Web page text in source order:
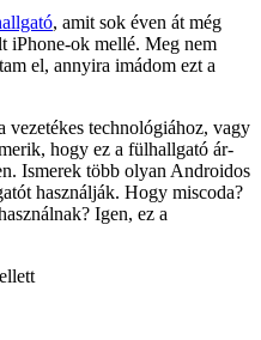
, amit sok éven át még
iPhone-ok mellé. Meg nem
el, annyira imádom ezt a
vezetékes technológiához, vagy
hogy ez a fülhallgató ár-
Ismerek több olyan Androidos
használják. Hogy miscoda?
Igen, ez a